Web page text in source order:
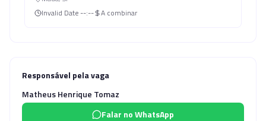
Invalid Date --:-- A combinar
Responsável pela vaga
Matheus Henrique Tomaz
Falar no WhatsApp